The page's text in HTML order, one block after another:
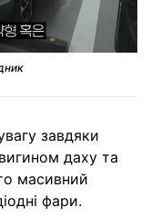
завдяки
даху та
масивний
фари.